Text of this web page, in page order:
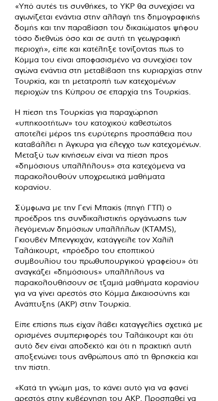
«Υπό αυτές τις συνθήκες, το YKP θα συνεχίσει να
αγωνίζεται ενάντια στην αλλαγή της δημογραφικής
δομής και την παραβίαση του δικαιώματος ψήφου
τόσο διεθνώς όσο και σε αυτή τη γεωγραφική
περιοχή», είπε και κατέληξε τονίζοντας πως το
Κόμμα του είναι αποφασισμένο να συνεχίσει τον
αγώνα ενάντια στη μεταβίβαση της κυριαρχίας στην
Τουρκία, και τη μετατροπή των κατεχομένων
περιοχών της Κύπρου σε επαρχία της Τουρκίας.
Η πίεση της Τουρκίας για παραχώρηση
«υπηκοοτήτων» του κατοχικού καθεστώτος
αποτελεί μέρος της ευρύτερης προσπάθεια που
καταβάλλει η Άγκυρα για έλεγχο των κατεχομένων.
Μεταξύ των κινήσεων είναι να πίεση προς
«δημόσιους υπαλλήλους» στα κατεχόμενα να
παρακολουθούν υποχρεωτικά μαθήματα
κορανίου.
Σύμφωνα με την Γενί Μπακίς (πηγή ΓΤΠ) ο
προέδρος της συνδικαλιστικής οργάνωσης των
λεγόμενων δημόσιων υπαλλήλων (KTAMS),
Γκιουβέν Μπενγκιχάν, κατάγγειλε τον Χαλίλ
Ταλάικουρτ, «πρόεδρο του εποπτικού
συμβουλίου του πρωθυπουργικού γραφείου» ότι
αναγκάζει «δημόσιους» υπαλλήλους να
παρακολουθήσουν σε τζαμιά μαθήματα κορανίου
για να γίνει αρεστός στο Κόμμα Δικαιοσύνης και
Ανάπτυξης (ΑΚΡ) στην Τουρκία.
Είπε επίσης πως είχαν λάβει καταγγελίες σχετικά με
ορισμένες συμπεριφορές του Ταλάικουρτ και ότι
αυτό δεν είναι αποδεκτό και ότι η πρακτική αυτή
αποξενώνει τους ανθρώπους από τη θρησκεία και
την πίστη.
«Κατά τη γνώμη μας, το κάνει αυτό για να φανεί
αρεστός στην κυβέρνηση του ΑΚΡ. Προσπαθεί να